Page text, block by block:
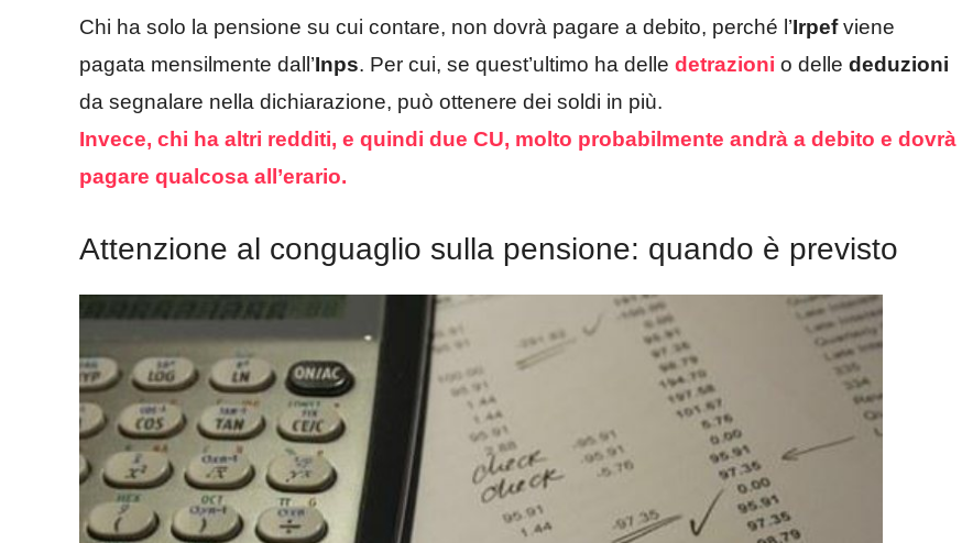
Chi ha solo la pensione su cui contare, non dovrà pagare a debito, perché l’Irpefviene
pagata mensilmente dall’Inps. Per cui, se quest’ultimo ha delle detrazioni o delle deduzioni
da segnalare nella dichiarazione, può ottenere dei soldi in più.
Invece, chi ha altri redditi, e quindi due CU, molto probabilmente andrà a debito e dovrà
pagare qualcosa all’erario.
Attenzione al conguaglio sulla pensione: quando è previsto